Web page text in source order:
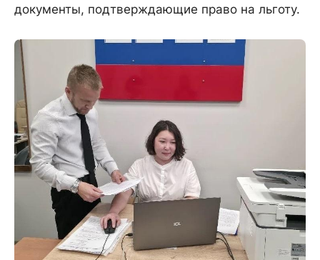
документы, подтверждающие право на льготу.